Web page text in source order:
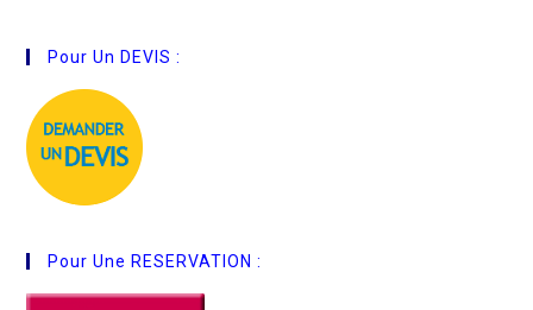
Pour Un DEVIS :
Pour Une RESERVATION :